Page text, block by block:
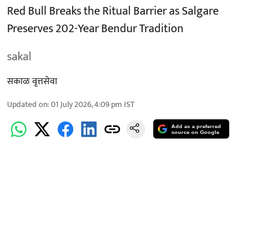
Red Bull Breaks the Ritual Barrier as Salgare
Preserves 202-Year Bendur Tradition
sakal
सकाळ वृत्तसेवा
Updated on:01 July 2026, 4:09 pm IST
Add as a preferred
source on Google